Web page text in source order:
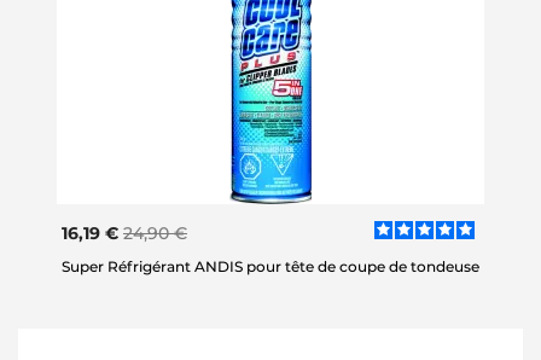
16,19 € 24,90 €
Super Réfrigérant ANDIS pour tête de coupe de tondeuse